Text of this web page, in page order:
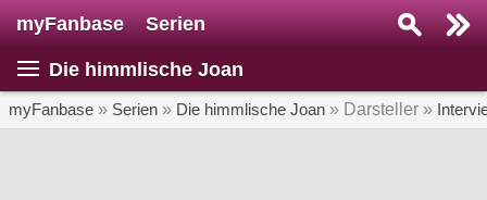
myFanbase Serien
Die himmlische Joan
myFanbase » Serien » Die himmlische Joan » Darsteller »
Home
SERIEN